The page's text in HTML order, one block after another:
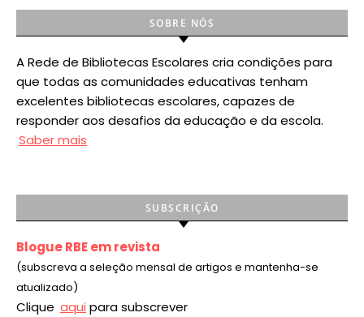
SOBRE NÓS
A Rede de Bibliotecas Escolares cria condições para
que todas as comunidades educativas tenham
excelentes bibliotecas escolares, capazes de
responder aos desafios da educação e da escola.
Saber mais
SUBSCRIÇÃO
Blogue RBE em revista
(subscreva a seleção mensal de artigos e mantenha-se
atualizado)
Clique aqui para subscrever